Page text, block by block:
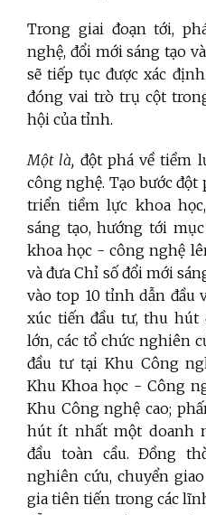
Trong giai đoạn tới,
nghệ, đổi mới sáng tạo
sẽ tiếp tục được xác
đóng vai trò trụ cột
hội của tỉnh.
Một là, đột phá về tiềm
công nghệ. Tạo bước
triển tiềm lực khoa
sáng tạo, hướng tới
khoa học - công nghệ
và đưa Chỉ số đổi mới
vào top 10 tỉnh dẫn đầu
xúc tiến đầu tư, thu hút
lớn, các tổ chức nghiên
đầu tư tại Khu Công
Khu Khoa học - Công
Khu Công nghệ cao;
hút ít nhất một doanh
đầu toàn cầu. Đồng
nghiên cứu, chuyển
gia tiên tiến trong các